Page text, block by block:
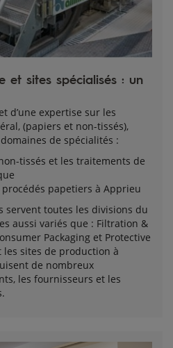
et sites spécialisés : un
d’une expertise sur les
(papiers et non-tissés),
de spécialités :
tissés et les traitements de
papetiers à Apprieu
servent toutes les divisions du
aussi variés que : Filtration &
Packaging et Protective
sites de production à
de nombreux
les fournisseurs et les